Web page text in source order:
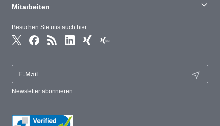
Besuchen Sie uns auch hier
Newsletter abonnieren
Mitarbeiten